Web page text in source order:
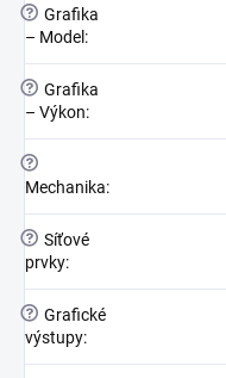
? Grafika
– Model :
? Grafika
– Výkon:
?
Mechanika:
? Síťové
prvky:
? Grafické
výstupy: